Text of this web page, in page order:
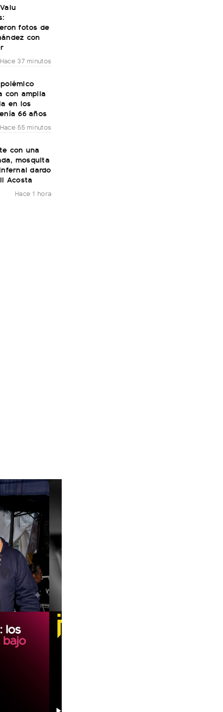
fotos de
con
Hace 37 minutos
con amplia
en los
66 años
Hace 55 minutos
con una
mosquita
dardo
Acosta
Hace 1 hora